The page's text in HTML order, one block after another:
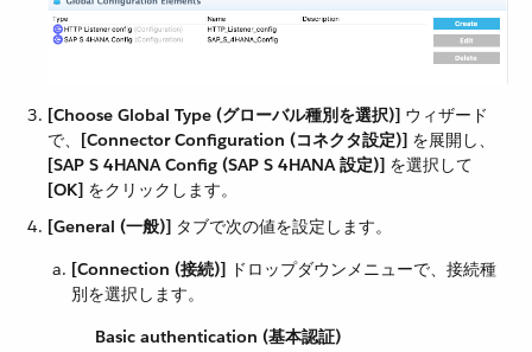
[Choose Global Type (グローバル種別を選択)] ​ ウィザード
で、​ [Connector Configuration (コネクタ設定)] ​ を展開し、​
[SAP S 4HANA Config (SAP S 4HANA 設定)] ​ を選択して ​
[OK] ​ をクリックします。
[General (一般)] ​ タブで次の値を設定します。
[Connection (接続)] ​ ドロップダウンメニューで、接続種
別を選択します。
Basic authentication (基本認証)